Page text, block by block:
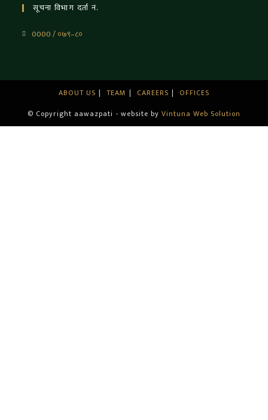
सूचना विभाग दर्ता नं.
0000 / ०७९–८०
ABOUT US TEAM CAREERS
OFFICES
© Copyright aawazpati - website by Vintuna Web Solution